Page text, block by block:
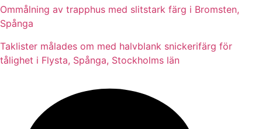
Ommålning av trapphus med slitstark färg i Bromsten,
Spånga
Taklister målades om med halvblank snickerifärg för
tålighet i Flysta, Spånga, Stockholms län